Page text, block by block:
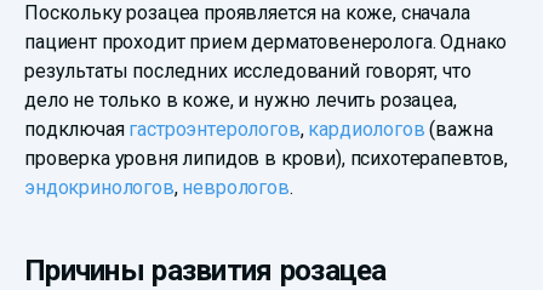
Поскольку розацеа проявляется на коже, сначала
пациент проходит прием дерматовенеролога. Однако
результаты последних исследований говорят, что
дело не только в коже, и нужно лечить розацеа,
подключая гастроэнтерологов, кардиологов (важна
проверка уровня липидов в крови), психотерапевтов,
эндокринологов, неврологов.
Причины развития розацеа